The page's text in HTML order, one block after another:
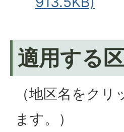
適用する
（地区名をク
ます。）